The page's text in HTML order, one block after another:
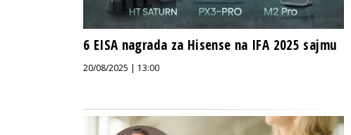
6 EISA nagrada za Hisense na IFA 2025 sajmu
20/08/2025 | 13:00